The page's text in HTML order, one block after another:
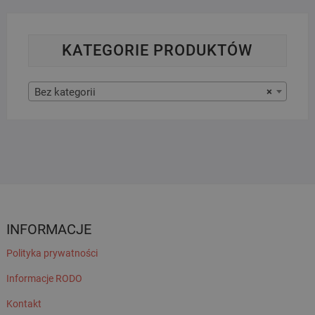
KATEGORIE PRODUKTÓW
×
Bez kategorii
INFORMACJE
Polityka prywatności
Informacje RODO
Kontakt